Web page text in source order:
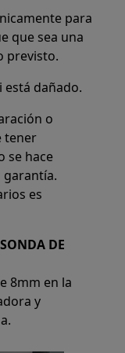
para
que sea una
previsto.
dañado.
o
tener
se hace
es
DE
8mm en la
y